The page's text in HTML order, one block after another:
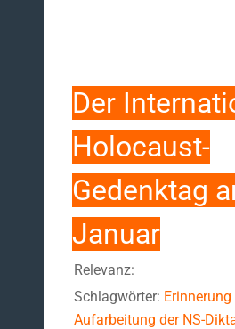
Der
Holocaust-
Gedenktag
Januar
Relevanz:
Schlagwörter: Erinnerung
Aufarbeitung der NS-